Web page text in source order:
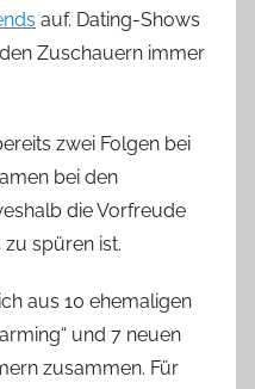
auf. Dating-Shows
Zuschauern immer
zwei Folgen bei
bei den
die Vorfreude
spüren ist.
aus 10 ehemaligen
und 7 neuen
zusammen. Für